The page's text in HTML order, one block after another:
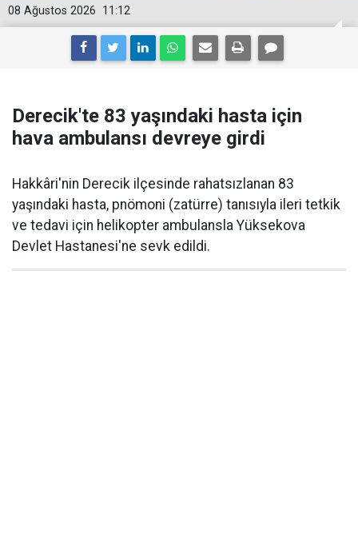
11:12
08 Ağustos 2026
Derecik'te 83 yaşındaki hasta için
hava ambulansı devreye girdi
Hakkâri'nin Derecik ilçesinde rahatsızlanan 83
yaşındaki hasta, pnömoni (zatürre) tanısıyla ileri tetkik
ve tedavi için helikopter ambulansla Yüksekova
Devlet Hastanesi'ne sevk edildi.